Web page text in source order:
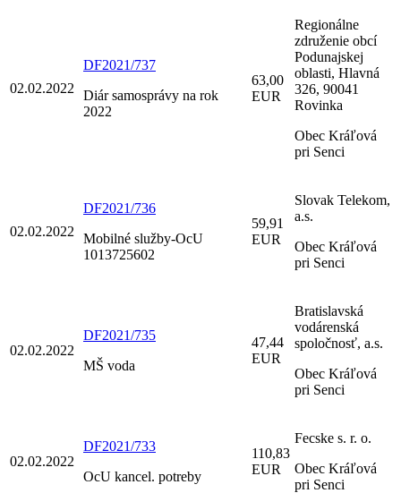
02.02.2022
DF2021/737
Diár samosprávy na rok
2022
63,00
EUR
Regionálne
združenie obcí
Podunajskej
oblasti, Hlavná
326, 90041
Rovinka
Obec Kráľová
pri Senci
02.02.2022
DF2021/736
Mobilné služby-OcU
1013725602
59,91
EUR
Slovak Telekom,
a.s.
Obec Kráľová
pri Senci
02.02.2022
DF2021/735
MŠ voda
47,44
EUR
Bratislavská
vodárenská
spoločnosť, a.s.
Obec Kráľová
pri Senci
02.02.2022
DF2021/733
OcU kancel. potreby
110,83
EUR
Fecske s. r. o.
Obec Kráľová
pri Senci